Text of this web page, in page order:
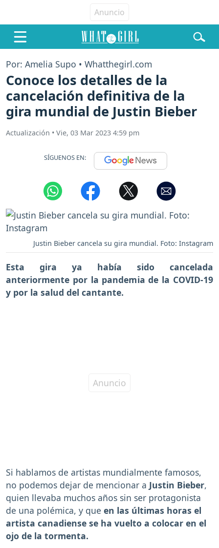
Por: Amelia Supo • Whatthegirl.com
Conoce los detalles de la
cancelación definitiva de la
gira mundial de Justin Bieber
Actualización • Vie, 03 Mar 2023 4:59 pm
SÍGUENOS EN:
Justin Bieber cancela su gira mundial. Foto: Instagram
Esta gira ya había sido cancelada
anteriormente por la pandemia de la COVID-19
y por la salud del cantante.
Si hablamos de artistas mundialmente famosos,
no podemos dejar de mencionar a Justin Bieber,
quien llevaba muchos años sin ser protagonista
de una polémica, y que en las últimas horas el
artista canadiense se ha vuelto a colocar en el
ojo de la tormenta.